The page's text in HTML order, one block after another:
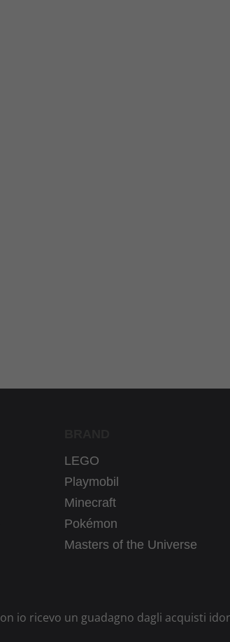
LEGO
Playmobil
Minecraft
Pokémon
Masters of the Universe
io ricevo un guadagno dagli acquisti